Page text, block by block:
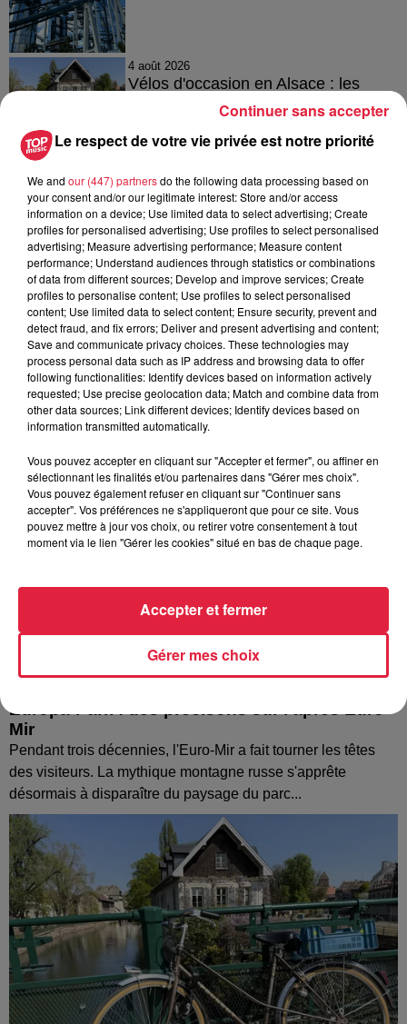
4 août 2026
Vélos d'occasion en Alsace : les
meilleures adresses pour rouler à...
4 août 2026
Bischheim : disparition d’une
adolescente de 16 ans
À découvrir également
Europa-Park : des précisons sur l’après Euro-
Mir
Pendant trois décennies, l'Euro-Mir a fait tourner les têtes
des visiteurs. La mythique montagne russe s'apprête
désormais à disparaître du paysage du parc...
Le respect de votre vie privée est notre priorité
We and our (447) partnersdo the following data processing based on
your consent and/or our legitimate interest: Store and/or access
information on a device; Use limited data to select advertising; Create
profiles for personalised advertising; Use profiles to select personalised
advertising; Measure advertising performance; Measure content
performance; Understand audiences through statistics or combinations
of data from different sources; Develop and improve services; Create
profiles to personalise content; Use profiles to select personalised
content; Use limited data to select content; Ensure security, prevent and
detect fraud, and fix errors; Deliver and present advertising and content;
Save and communicate privacy choices. These technologies may
process personal data such as IP address and browsing data to offer
following functionalities: Identify devices based on information actively
requested; Use precise geolocation data; Match and combine data from
other data sources; Link different devices; Identify devices based on
information transmitted automatically.
Vous pouvez accepter en cliquant sur "Accepter et fermer", ou affiner en
sélectionnant les finalités et/ou partenaires dans "Gérer mes choix".
Vous pouvez également refuser en cliquant sur "Continuer sans
accepter". Vos préférences ne s'appliqueront que pour ce site. Vous
pouvez mettre à jour vos choix, ou retirer votre consentement à tout
moment via le lien "Gérer les cookies" situé en bas de chaque page.
Gérer mes choix
Accepter et fermer
Continuer sans accepter